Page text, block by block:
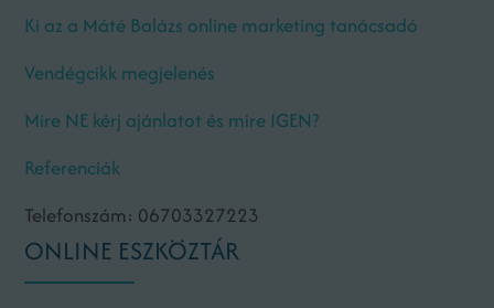
Ki az a Máté Balázs online marketing tanácsadó
Vendégcikk megjelenés
Mire NE kérj ajánlatot és mire IGEN?
Referenciák
Telefonszám: 06703327223
ONLINE ESZKÖZTÁR